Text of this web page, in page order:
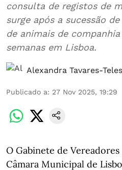
consulta de registos de
surge após a sucessão
de animais de
semanas em Lisboa.
Alexandra Tavares-Teles
Publicado a: 27 Nov 2025, 19:29
O Gabinete de
Câmara Municipal de